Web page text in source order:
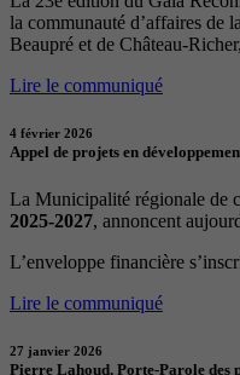
la communauté d’affaires de
Beaupré et de Château-
Lire le communiqué
4 février 2026
Appel de projets en
La Municipalité régionale de
2025-2027, annoncent
L’enveloppe financière
Lire le communiqué
27 janvier 2026
Pierre Lahoud, Porte-Parole des